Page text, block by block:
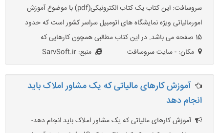
سروسافت: این کتاب یک کتاب الکترونیکی(pdf) با موضوع آموزش
امورمالیاتی ویژه نمایشگاه های اتومبیل سراسر کشور است که حدود
15 صفحه می باشد. در این کتاب مطالبی همچون کارهایی که
مکان: - سایت سروسافت
منبع: SarvSoft.ir
آموزش کارهای مالیاتی که یک مشاور املاک باید
انجام دهد
آموزش کارهای مالیاتی که یک مشاور املاک باید انجام دهد-